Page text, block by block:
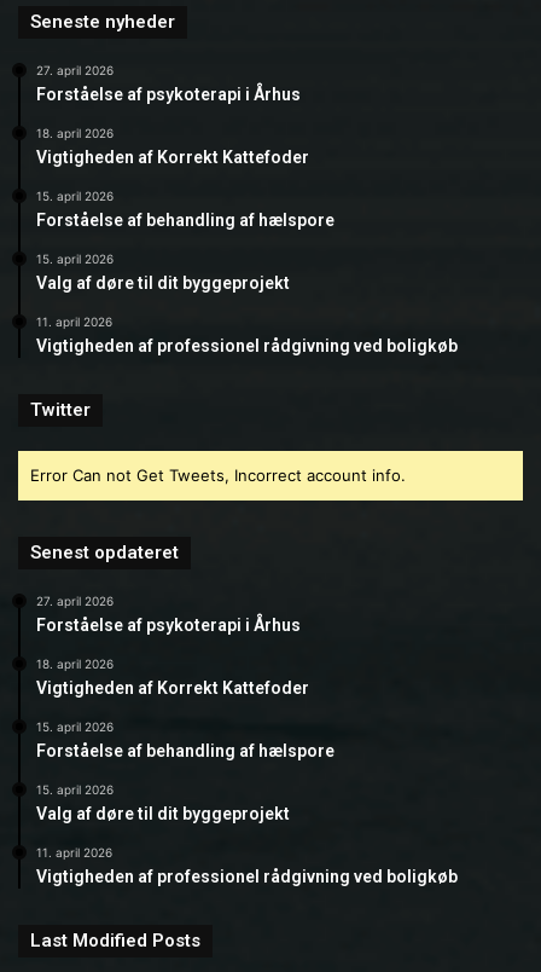
Seneste nyheder
27. april 2026
Forståelse af psykoterapi i Århus
18. april 2026
Vigtigheden af Korrekt Kattefoder
15. april 2026
Forståelse af behandling af hælspore
15. april 2026
Valg af døre til dit byggeprojekt
11. april 2026
Vigtigheden af professionel rådgivning ved boligkøb
Twitter
Error Can not Get Tweets, Incorrect account info.
Senest opdateret
27. april 2026
Forståelse af psykoterapi i Århus
18. april 2026
Vigtigheden af Korrekt Kattefoder
15. april 2026
Forståelse af behandling af hælspore
15. april 2026
Valg af døre til dit byggeprojekt
11. april 2026
Vigtigheden af professionel rådgivning ved boligkøb
Last Modified Posts